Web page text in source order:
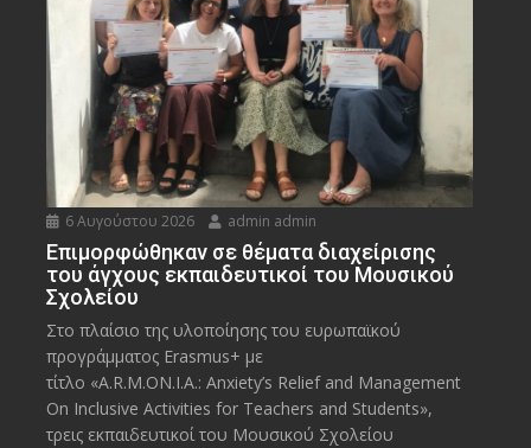
6 Αυγούστου 2026 admin admin
Eπιμορφώθηκαν σε θέματα διαχείρισης
του άγχους εκπαιδευτικοί του Μουσικού
Σχολείου
Στο πλαίσιο της υλοποίησης του ευρωπαϊκού
προγράμματος Erasmus+ με
τίτλο «A.R.M.ON.I.A.: Anxiety’s Relief and Management
On Inclusive Activities for Teachers and Students»,
τρεις εκπαιδευτικοί του Μουσικού Σχολείου